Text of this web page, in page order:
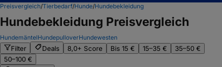
Preisvergleich/Tierbedarf/Hunde/Hundebekleidung
Hundebekleidung Preisvergleich
HundemäntelHundepulloverHundewesten
Filter Deals 8,0+ Score Bis 15 € 15–35 €
35–50 €
50–100 €